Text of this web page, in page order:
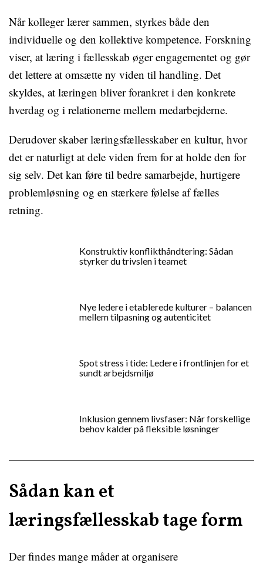
Når kolleger lærer sammen, styrkes både den
individuelle og den kollektive kompetence. Forskning
viser, at læring i fællesskab øger engagementet og gør
det lettere at omsætte ny viden til handling. Det
skyldes, at læringen bliver forankret i den konkrete
hverdag og i relationerne mellem medarbejderne.
Derudover skaber læringsfællesskaber en kultur, hvor
det er naturligt at dele viden frem for at holde den for
sig selv. Det kan føre til bedre samarbejde, hurtigere
problemløsning og en stærkere følelse af fælles
retning.
Konstruktiv konflikthåndtering: Sådan
styrker du trivslen i teamet
Nye ledere i etablerede kulturer – balancen
mellem tilpasning og autenticitet
Spot stress i tide: Ledere i frontlinjen for et
sundt arbejdsmiljø
Inklusion gennem livsfaser: Når forskellige
behov kalder på fleksible løsninger
Sådan kan et
læringsfællesskab tage form
Der findes mange måder at organisere